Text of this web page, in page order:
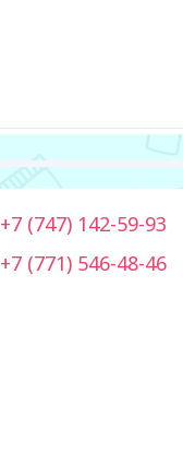
+7 (747) 142-59-93
+7 (771) 546-48-46